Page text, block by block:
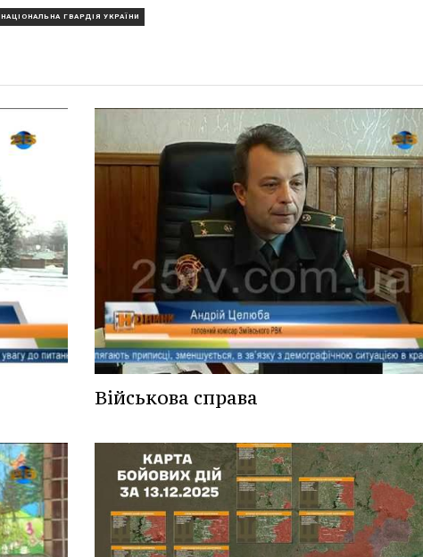
НАЦІОНАЛЬНА ГВАРДІЯ УКРАЇНИ
Військова справа